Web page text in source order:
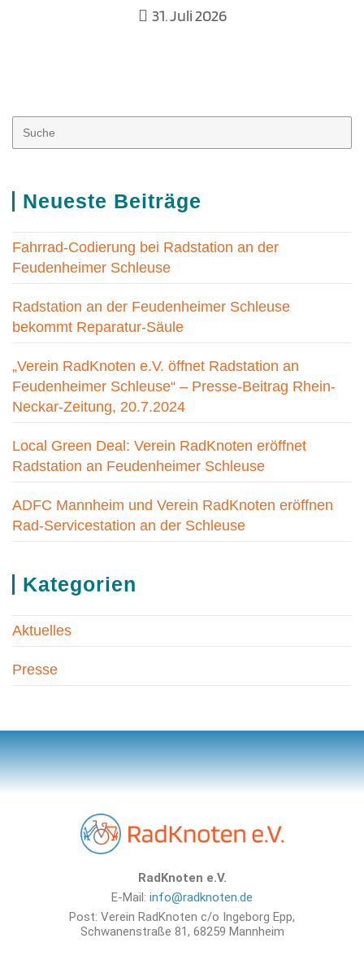
31. Juli 2026
Neueste Beiträge
Fahrrad-Codierung bei Radstation an der
Feudenheimer Schleuse
Radstation an der Feudenheimer Schleuse
bekommt Reparatur-Säule
„Verein RadKnoten e.V. öffnet Radstation an
Feudenheimer Schleuse“ – Presse-Beitrag Rhein-
Neckar-Zeitung, 20.7.2024
Local Green Deal: Verein RadKnoten eröffnet
Radstation an Feudenheimer Schleuse
ADFC Mannheim und Verein RadKnoten eröffnen
Rad-Servicestation an der Schleuse
Kategorien
Aktuelles
Presse
RadKnoten e.V.
E-Mail: info@radknoten.de
Post: Verein RadKnoten c/o Ingeborg Epp,
Schwanenstraße 81, 68259 Mannheim